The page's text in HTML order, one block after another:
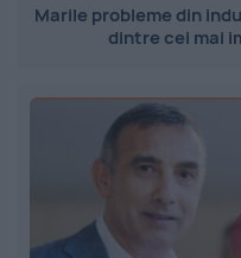
Marile probleme din
dintre cei mai